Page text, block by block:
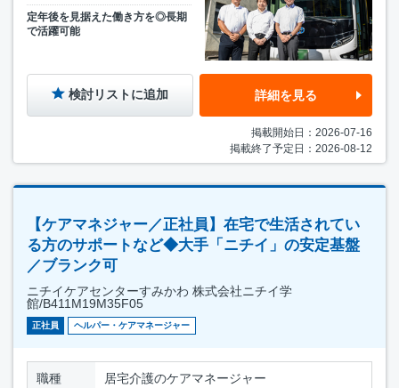
定年後を見据えた働き方を◎長期
で活躍可能
検討リストに追加 詳細を見る
掲載開始日：2026-07-16
掲載終了予定日：2026-08-12
【ケアマネジャー／正社員】在宅で生活されてい
る方のサポートなど◆大手「ニチイ」の安定基盤
／ブランク可
ニチイケアセンターすみかわ 株式会社ニチイ学
館/B411M19M35F05
正社員 ヘルパー・ケアマネージャー
職種 居宅介護のケアマネージャー